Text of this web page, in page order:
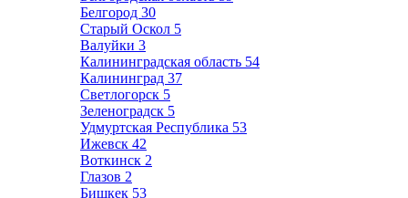
Белгород 30
Старый Оскол 5
Валуйки 3
Калининградская область 54
Калининград 37
Светлогорск 5
Зеленоградск 5
Удмуртская Республика 53
Ижевск 42
Воткинск 2
Глазов 2
Бишкек 53